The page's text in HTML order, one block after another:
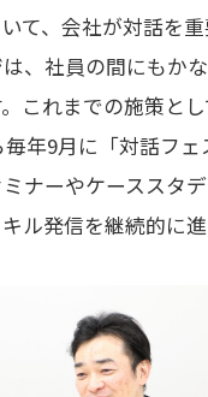
て、会社が対話を
、社員の間にもか
これまでの施策と
年9月に「対話フ
ナーやケーススタ
ル発信を継続的に進